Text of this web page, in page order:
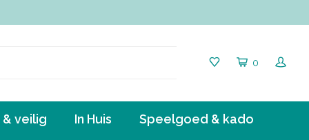
0
veilig In Huis Speelgoed & kado